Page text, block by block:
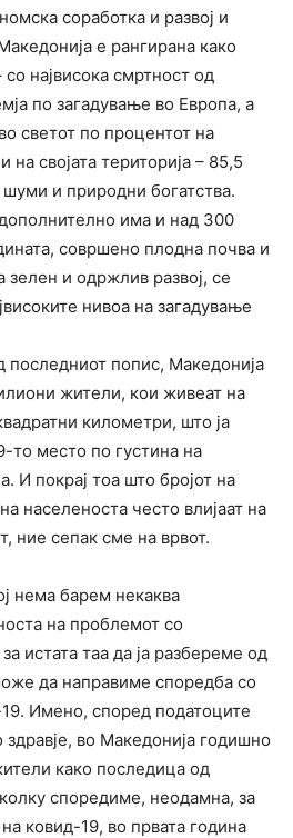
соработка и развој и
е рангирана како
највисока смртност од
по загадување во Европа, a
светот по процентот на
својата територија – 85,5
и природни богатства.
дополнително има и над 300
совршено плодна почва и
зелен и одржлив развој, се
нивоа на загадување
попис, Македонија
жители, кои живеат на
километри, што ја
то место по густина на
И покрај тоа што бројот на
населеноста често влијаат на
ние сепак сме на врвот.
нема барем некаква
на проблемот со
истата таа да ја разбереме од
да направиме споредба со
Имено, според податоците
здравје, во Македонија годишно
како последица од
споредиме, неодамна, за
ковид-19, во првата година